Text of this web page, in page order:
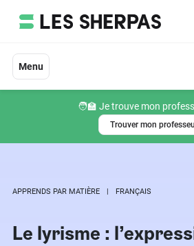
Menu
🧑‍🏫 Je trouve mon
Trouver mon
APPRENDS PAR MATIÈRE FRANÇAIS
Le lyrisme :